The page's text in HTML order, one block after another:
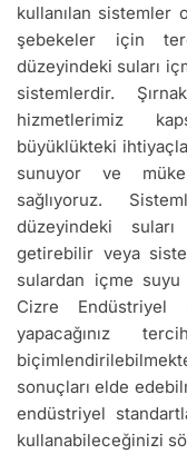
kullanılan sistemler
şebekeler için
düzeyindeki suları
sistemlerdir.
hizmetlerimiz
büyüklükteki
sunuyor ve
sağlıyoruz.
düzeyindeki
getirebilir veya
sulardan içme
Cizre Endüstriyel
yapacağınız
sonuçları elde
endüstriyel
kullanabileceğinizi